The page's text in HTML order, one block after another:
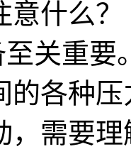
什么？
重要
的各种
，需要